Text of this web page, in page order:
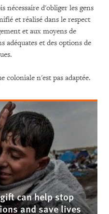
nécessaire d'obliger les gens
et réalisé dans le respect
et aux moyens de
adéquates et des options de
coloniale n'est pas adaptée.
can help stop
and save lives